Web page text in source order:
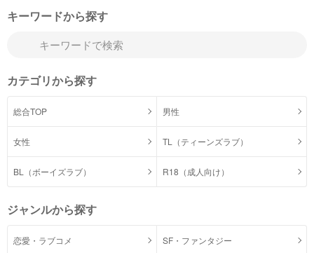
キーワードから探す
カテゴリから探す
総合TOP 男性
女性 TL（ティーンズラブ）
BL（ボーイズラブ） R18（成人向け）
ジャンルから探す
恋愛・ラブコメ SF・ファンタジー